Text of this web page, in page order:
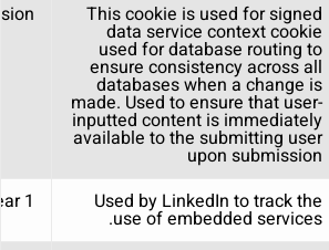
This cookie is used for signed
data service context cookie
used for database routing to
ensure consistency across all
databases when a change is
made. Used to ensure that user-
inputted content is immediately
available to the submitting user
upon submission
Used by LinkedIn to track the
use of embedded services.
1 year